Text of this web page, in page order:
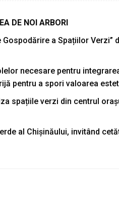
DE NOI ARBORI
a Spațiilor
necesare pentru
pentru a spori valoarea
spațiile verzi din centrul
al Chișinăului, invitând